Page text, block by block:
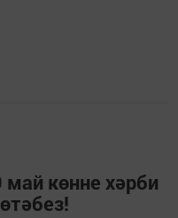
көнне хәрби